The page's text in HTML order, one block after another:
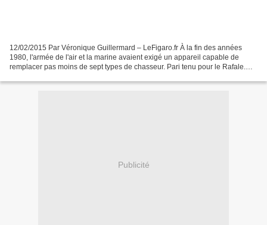
12/02/2015 Par Véronique Guillermard – LeFigaro.fr À la fin des années
1980, l'armée de l'air et la marine avaient exigé un appareil capable de
remplacer pas moins de sept types de chasseur. Pari tenu pour le Rafale.
Publicité